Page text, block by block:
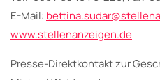
E-Mail:
www.stellenanzeigen.de
Presse-Direktkontakt zur